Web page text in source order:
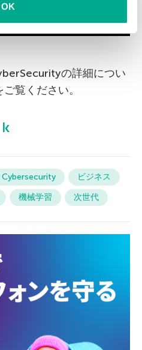
OK
の詳細につい
ご覧ください。
Cybersecurity
ビジネス
機械学習 次世代